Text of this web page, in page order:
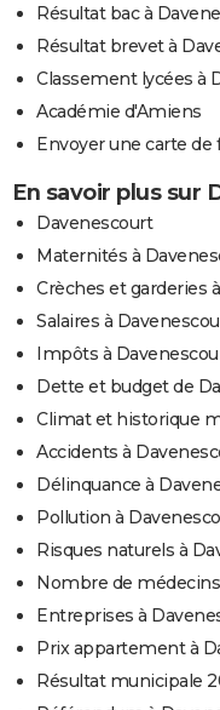
Résultat bac à
Résultat brevet à
Classement lycées à
Académie d'Amiens
Envoyer une carte de
En savoir plus sur
Davenescourt
Maternités à
Crèches et garderies
Salaires à
Impôts à
Dette et budget de
Climat et historique
Accidents à
Délinquance à
Pollution à
Risques naturels à
Nombre de
Entreprises à
Prix appartement à
Résultat municipale